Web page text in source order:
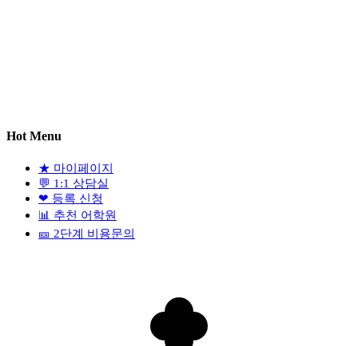
Hot Menu
★ 마이페이지
💬 1:1 상담실
❤ 등록 신청
📊 추천 어학원
🎫 2단계 비용문의